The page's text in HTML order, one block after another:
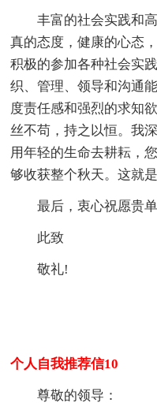
丰富的社会实践和
真的态度，健康的心态
积极的参加各种社会实
织、管理、领导和沟通
度责任感和强烈的求知
丝不苟，持之以恒。我
用年轻的生命去耕耘，
够收获整个秋天。这就
最后，衷心祝愿贵
此致
敬礼!
个人自我推荐信10
尊敬的领导：